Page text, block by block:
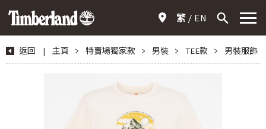
繁 EN
返回 | 主頁 > 特賣場獨家款 > 男裝 > TEE款 > 男裝服飾